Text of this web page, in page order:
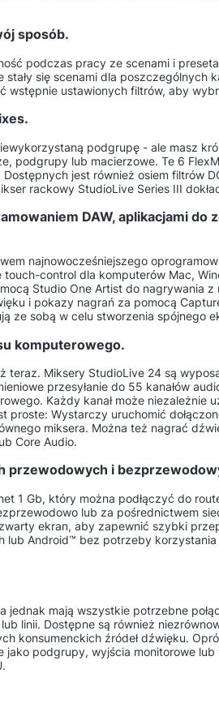
sposób.
podczas pracy ze scenami i
się scenami dla poszczególnych
ustawionych filtrów, aby
podgrupę - ale masz
podgrupy lub macierzowe. Te 6
jest również osiem filtrów
rackowy StudioLive Series III
DAW, aplikacjami do
najnowocześniejszego
control dla komputerów Mac,
Studio One Artist do nagrywania
i pokazy nagrań za pomocą
ze sobą w celu stworzenia
komputerowego.
Miksery StudioLive 24 są
przesyłanie do 55 kanałów
Każdy kanał może niezależnie
Wystarczy uruchomić
miksera. Można też nagrać
Core Audio.
przewodowych i
1 Gb, który można podłączyć do
lub za pośrednictwem
ekran, aby zapewnić szybki
Android™ bez potrzeby
mają wszystkie potrzebne
linii. Dostępne są również
konsumenckich źródeł dźwięku.
podgrupy, wyjścia monitorowe